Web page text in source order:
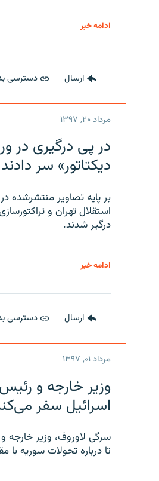
ادامه خبر
ارسال دسترسی
مرداد ۲۰, ۱۳۹۷
در پی درگیری در
دیکتاتور» سر دادند
بر پایه تصاویر منتشرشده
استقلال تهران و
درگیر شدند.
ادامه خبر
ارسال دسترسی
مرداد ۰۱, ۱۳۹۷
وزیر خارجه و
اسرائیل سفر
سرگی لاوروف، وزیر خارجه
تا درباره تحولات سوریه با